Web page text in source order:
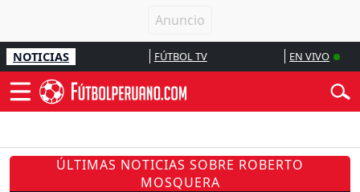
NOTICIAS FÚTBOL TV EN VIVO
ÚLTIMAS NOTICIAS SOBRE ROBERTO
MOSQUERA